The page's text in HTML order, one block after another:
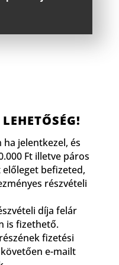
jelentkezel, és
Ft illetve páros
előleget befizeted,
részvételi
díja felár
is fizethető.
fizetési
e-mailt